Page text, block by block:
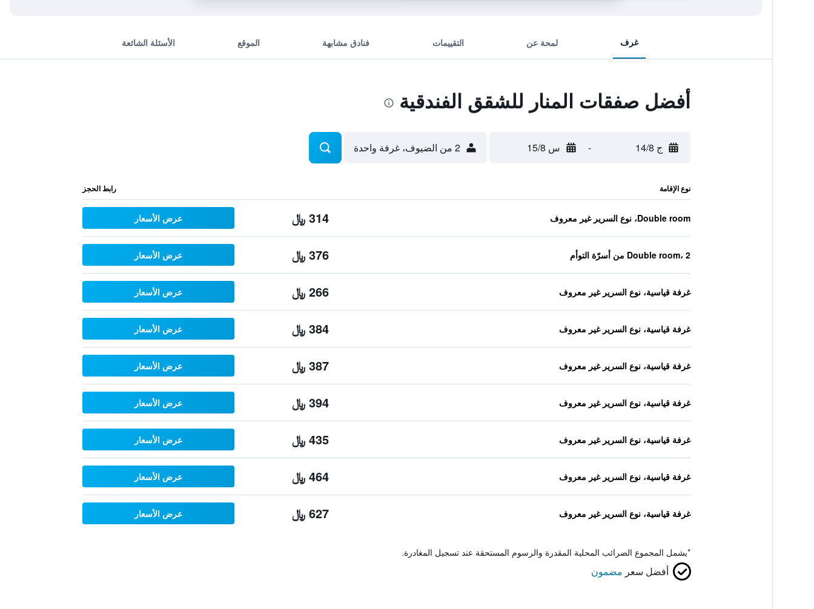
غرف لمحة عن التقييمات فنادق مشابهة الموقع الأسئلة الشائعة
أفضل صفقات المنار للشقق الفندقية
ج 14/8 - س 15/8 2 من الضيوف، غرفة واحدة
نوع الإقامة رابط الحجز
Double room، نوع السرير غير معروف 314 ﷼ عرض الأسعار
Double room، 2 من أسرّة التوأم 376 ﷼ عرض الأسعار
غرفة قياسية، نوع السرير غير معروف 266 ﷼ عرض الأسعار
غرفة قياسية، نوع السرير غير معروف 384 ﷼ عرض الأسعار
غرفة قياسية، نوع السرير غير معروف 387 ﷼ عرض الأسعار
غرفة قياسية، نوع السرير غير معروف 394 ﷼ عرض الأسعار
غرفة قياسية، نوع السرير غير معروف 435 ﷼ عرض الأسعار
غرفة قياسية، نوع السرير غير معروف 464 ﷼ عرض الأسعار
غرفة قياسية، نوع السرير غير معروف 627 ﷼ عرض الأسعار
*يشمل المجموع الضرائب المحلية المقدرة والرسوم المستحقة عند تسجيل المغادرة.
أفضل سعر مضمون